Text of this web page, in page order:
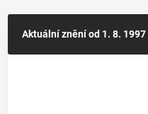
Aktuální zněníod 1. 8. 1997